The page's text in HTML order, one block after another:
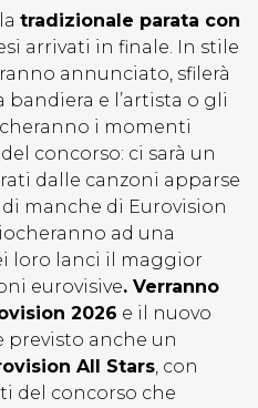
tradizionale parata con
arrivati in finale. In stile
annunciato, sfilerà
e l’artista o gli
i momenti
concorso: ci sarà un
dalle canzoni apparse
manche di Eurovision
ad una
loro lanci il maggior
eurovisive. Verranno
2026 e il nuovo
previsto anche un
All Stars, con
del concorso che